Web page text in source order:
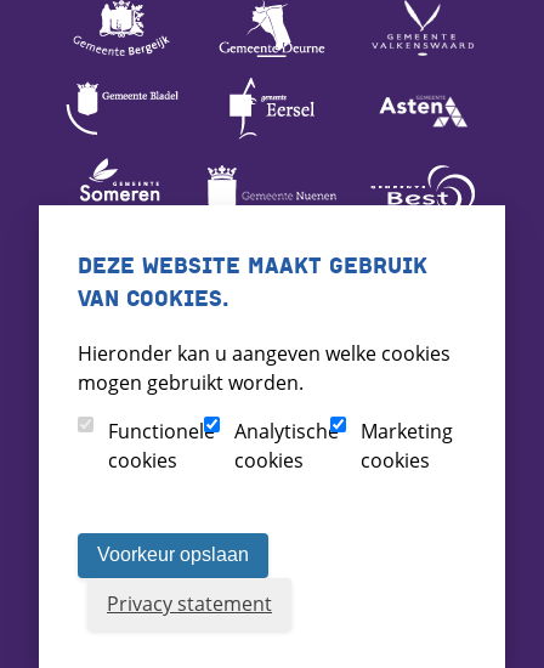
DEZE WEBSITE MAAKT GEBRUIK
VAN COOKIES.
Hieronder kan u aangeven welke cookies
mogen gebruikt worden.
Functionele
cookies
Analytische
cookies
Marketing
cookies
Voorkeur opslaan
Privacy statement